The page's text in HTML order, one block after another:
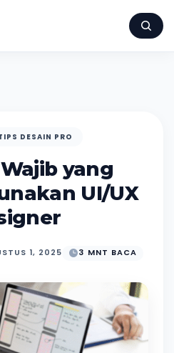
DESAIN PRO
yang
UI/UX
1, 2025 3 MNT BACA